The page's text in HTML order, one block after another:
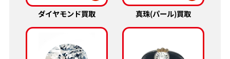
ダイヤモンド買取 真珠(パール)買取